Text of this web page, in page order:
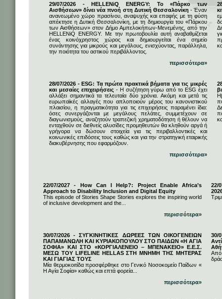
29/07/2026 - HELLENiQ ENERGY: Το «Πάρκο των
Αισθήσεων» δίνει νέα πνοή στη Δυτική Θεσσαλονίκη - Έναν
ανανεωμένο χώρο πρασίνου, αναψυχής και επαφής με τη φύση
απέκτησε η Δυτική Θεσσαλονίκη, με τη δημιουργία του «Πάρκου
των Αισθήσεων» στον Δήμο Αμπελοκήπων-Μενεμένης, από την
HELLENiQ ENERGY. Με την πρωτοβουλία αυτή αναβαθμίζεται
ένας κοινόχρηστος χώρος και δημιουργείται ένα σημείο
συνάντησης για μικρούς και μεγάλους, ενισχύοντας, παράλληλα,
την ποιότητα του αστικού περιβάλλοντος.
περισσότερα»
28/07/2026 - ESG: Τα πρώτα πρακτικά βήματα για τις μικρές
και μεσαίες επιχειρήσεις - Η συζήτηση γύρω από το ESG έχει
αλλάξει σημαντικά τα τελευταία δύο χρόνια. Ακόμη και μετά τις
ευρωπαϊκές αλλαγές που απλοποιούν μέρος του κανονιστικού
πλαισίου, η πραγματικότητα για τις επιχειρήσεις παραμένει ίδια:
όσες συνεργάζονται με μεγάλους πελάτες, συμμετέχουν σε
διαγωνισμούς, αναζητούν τραπεζική χρηματοδότηση ή θέλουν να
ενταχθούν σε διεθνείς αλυσίδες προμηθευτών θα κληθούν αργά ή
γρήγορα να δώσουν στοιχεία για τις περιβαλλοντικές και
κοινωνικές επιδόσεις τους καθώς και για την στρατηγική εταιρικής
διακυβέρνησης που εφαρμόζουν.
περισσότερα»
22/07/2027 - How Can I Help?: Project Enable Africa’s
Approach to Disability Inclusion and Digital Equity
This episode of Stories Shape Stories explores the inspiring world
of inclusive development and the...
περισσότερα»
22/
30/07/2026 - ΣΥΓΚΙΝΗΤΙΚΕΣ ΔΩΡΕΕΣ ΤΩΝ ΟΙΚΟΓΕΝΕΙΩΝ
ΠΑΠΑΜΑΝΩΛΗ ΚΑΙ ΚΥΡΙΑΚΟΠΟΥΛΟΥ ΣΤΟ ΠΑΙΔΩΝ «Η ΑΓΙΑ
ΣΟΦΙΑ» ΚΑΙ ΣΤΟ «ΚΟΡΓΙΑΛΕΝΕΙΟ – ΜΠΕΝΑΚΕΙΟ» Ε.Ε.Σ.
ΜΕΣΩ ΤΟΥ LIFELINE HELLAS ΣΤΗ ΜΝΗΜΗ ΤΗΣ ΜΗΤΕΡΑΣ
ΚΑΙ ΓΙΑΓΙΑΣ ΤΟΥΣ
Μία θερμοκοιτίδα προσφέρθηκε στο Γενικό Νοσοκομείο Παίδων «
Η Αγία Σοφία» καθώς και επτά φορεία...
περισσότερα»
30/
Από